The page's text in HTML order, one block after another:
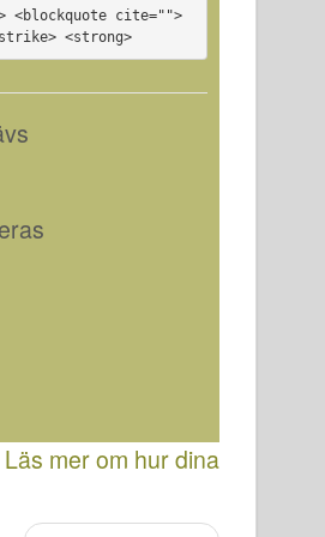
cite="">
<strong>
Läs mer om hur dina